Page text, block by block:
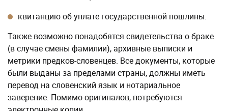
квитанцию об уплате государственной пошлины.
Также возможно понадобятся свидетельства о браке
(в случае смены фамилии), архивные выписки и
метрики предков-словенцев. Все документы, которые
были выданы за пределами страны, должны иметь
перевод на словенский язык и нотариальное
заверение. Помимо оригиналов, потребуются